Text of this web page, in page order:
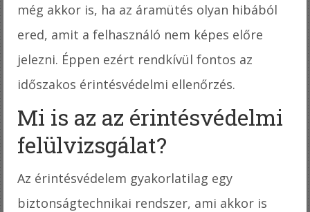
még akkor is, ha az áramütés olyan hibából
ered, amit a felhasználó nem képes előre
jelezni. Éppen ezért rendkívül fontos az
időszakos érintésvédelmi ellenőrzés.
Mi is az az érintésvédelmi
felülvizsgálat?
Az érintésvédelem gyakorlatilag egy
biztonságtechnikai rendszer, ami akkor is